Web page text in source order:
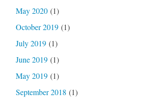
May 2020(1)
October 2019(1)
July 2019(1)
June 2019(1)
May 2019(1)
September 2018 (1)